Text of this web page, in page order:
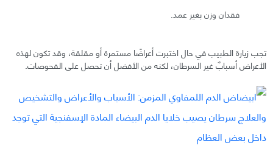
فقدان وزن بغير عمد.
تجب زيارة الطبيب في حال اختبرت أعراضًا مستمرة أو مقلقة، وقد تكون لهذه
الأعراض أسبابٌ غير السرطان، لكنه من الأفضل أن تحصل على الفحوصات.